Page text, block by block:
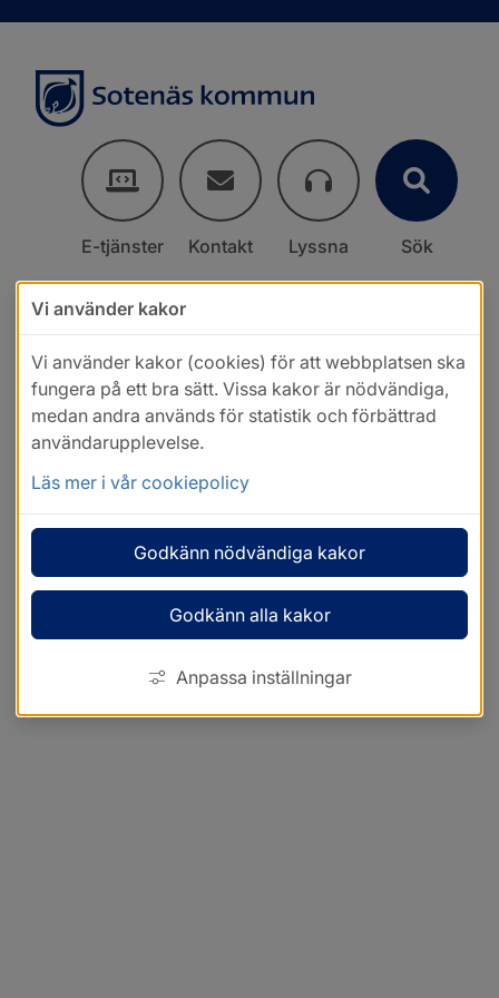
E-tjänster Kontakt Lyssna Sök
Vi använder kakor
Vi använder kakor (cookies) för att webbplatsen ska
fungera på ett bra sätt. Vissa kakor är nödvändiga,
medan andra används för statistik och förbättrad
användarupplevelse.
Läs mer i vår cookiepolicy
Godkänn nödvändiga kakor
Godkänn alla kakor
Anpassa inställningar